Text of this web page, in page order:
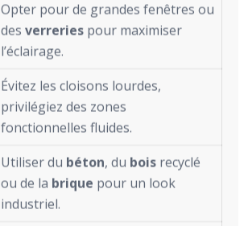
Opter pour de grandes fenêtres ou
des verreries pour maximiser
l’éclairage.
Évitez les cloisons lourdes,
privilégiez des zones
fonctionnelles fluides.
Utiliser du béton, du bois recyclé
ou de la brique pour un look
industriel.